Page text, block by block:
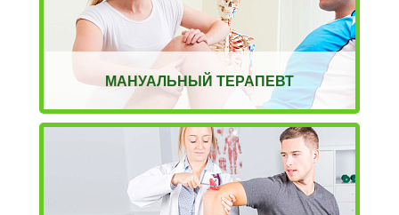
МАНУАЛЬНЫЙ ТЕРАПЕВТ